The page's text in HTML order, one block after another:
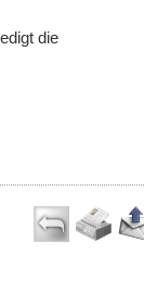
die